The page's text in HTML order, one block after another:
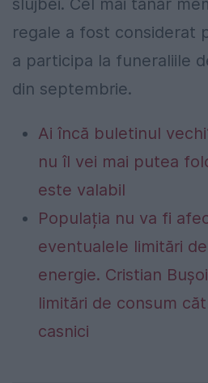
slujbei. Cel mai tânăr
regale a fost considerat
a participa la funeraliile
din septembrie.
Ai încă buletinul
nu îl vei mai putea
este valabil
Populația nu va fi
eventualele limitări
energie. Cristian
limitări de consum
casnici